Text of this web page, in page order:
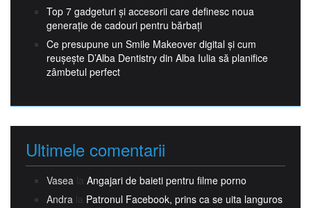
Top 7 gadgeturi și accesorii care definesc noua
generație de cadouri pentru bărbați
Ce presupune un Smile Makeover digital și cum
reușește D’Alba Dentistry din Alba Iulia să planifice
zâmbetul perfect
Ultimele comentarii
Vaseala Angajari de baieti pentru filme porno
Andrala Patronul Facebook, prins ca se uita languros